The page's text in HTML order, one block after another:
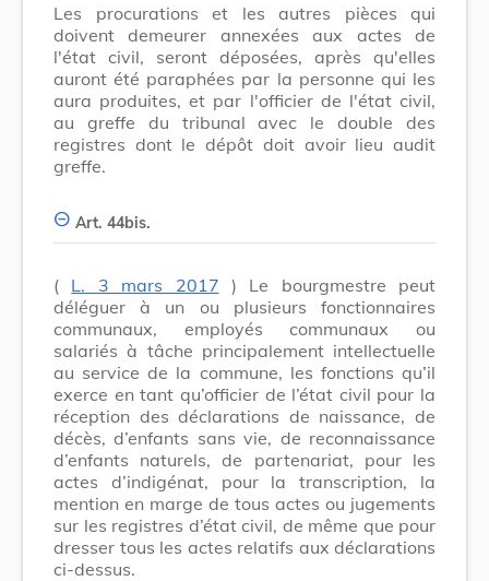
Les procurations et les autres pièces qui
doivent demeurer annexées aux actes de
l'état civil, seront déposées, après qu'elles
auront été paraphées par la personne qui les
aura produites, et par l'officier de l'état civil,
au greffe du tribunal avec le double des
registres dont le dépôt doit avoir lieu audit
greffe.
Art. 44bis.
( L. 3 mars 2017 ) Le bourgmestre peut
déléguer à un ou plusieurs fonctionnaires
communaux, employés communaux ou
salariés à tâche principalement intellectuelle
au service de la commune, les fonctions qu’il
exerce en tant qu’officier de l’état civil pour la
réception des déclarations de naissance, de
décès, d’enfants sans vie, de reconnaissance
d’enfants naturels, de partenariat, pour les
actes d’indigénat, pour la transcription, la
mention en marge de tous actes ou jugements
sur les registres d’état civil, de même que pour
dresser tous les actes relatifs aux déclarations
ci-dessus.